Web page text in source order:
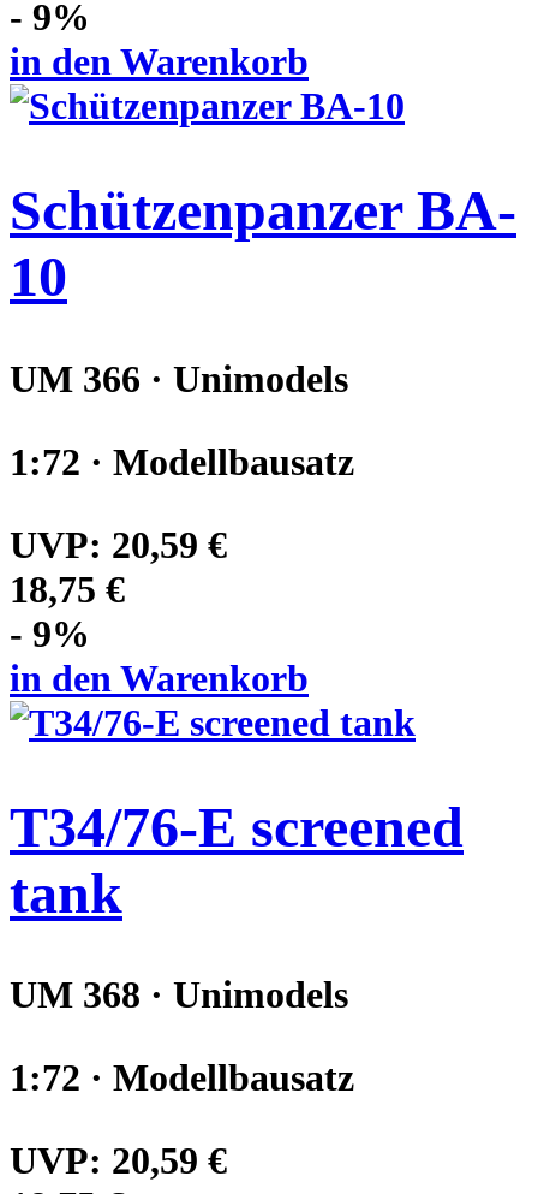
- 9%
in den Warenkorb
Schützenpanzer BA-
10
UM 366 · Unimodels
1:72 · Modellbausatz
UVP: 20,59 €
18,75 €
- 9%
in den Warenkorb
T34/76-E screened
tank
UM 368 · Unimodels
1:72 · Modellbausatz
UVP: 20,59 €